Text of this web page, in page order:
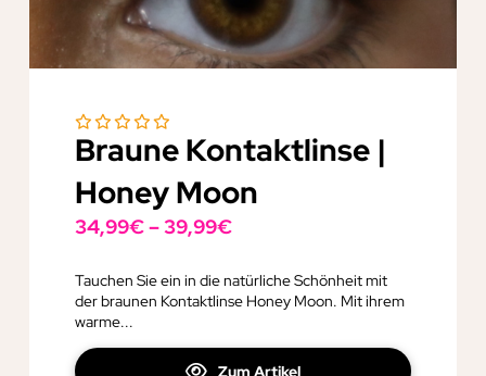
Braune Kontaktlinse |
Honey Moon
34,99€–39,99€
Tauchen Sie ein in die natürliche Schönheit mit
der braunen Kontaktlinse Honey Moon. Mit ihrem
warme...
Zum Artikel